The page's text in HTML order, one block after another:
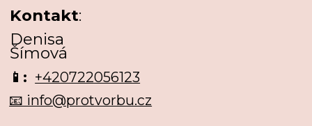
Kontakt:
Denisa
Šímová
📱: +420722056123
📧 info@protvorbu.cz